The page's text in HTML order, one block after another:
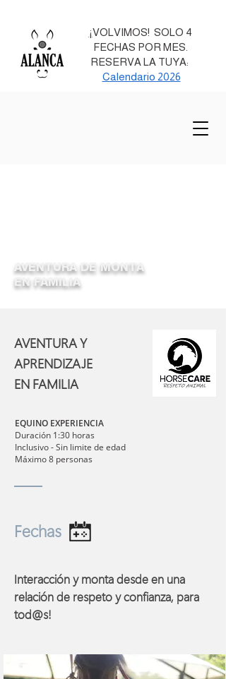
¡VOLVIMOS! SOLO 4
FECHAS POR MES.
RESERVA LA TUYA:
Calendario 2026
AVENTURA DE MONTA
EN FAMILIA
AVENTURA Y
APRENDIZAJE
EN FAMILIA
EQUINO EXPERIENCIA
Duración 1:30 horas
Inclusivo - Sin limite de edad
Máximo 8 personas
Fechas
Interacción y monta desde en una
relación de respeto y confianza, para
tod@s!